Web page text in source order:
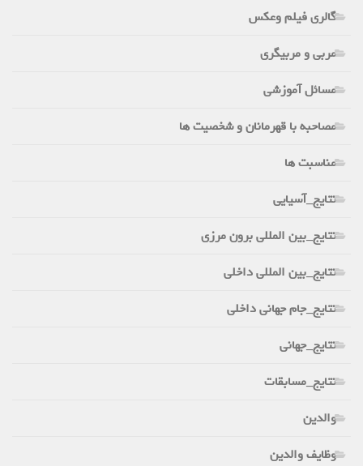
گالری فیلم وعکس
مربی و مربیگری
مسائل آموزشی
مصاحبه با قهرمانان و شخصیت ها
مناسبت ها
نتایج_آسیایی
نتایج_بین المللی برون مرزی
نتایج_بین المللی داخلی
نتایج_جام جهانی داخلی
نتایج_جهانی
نتایج_مسابقات
والدین
وظایف والدین